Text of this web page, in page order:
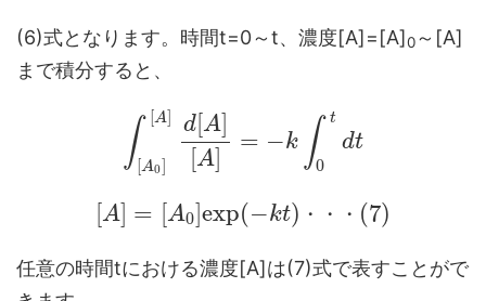
(6)式となります。時間t=0～t、濃度[A]=[A]0～[A]
まで積分すると、
∫ [A]
[A0]
d[ A]
A]
= −k ∫ t
0
dt
[A] = [A0]exp(−kt) ・ ・ ・ (7)
任意の時間tにおける濃度[A]は(7)式で表すことがで